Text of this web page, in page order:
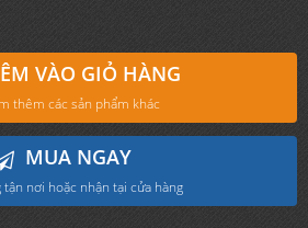
VÀO GIỎ HÀNG
thêm các sản phẩm khác
MUA NGAY
tận nơi hoặc nhận tại cửa hàng